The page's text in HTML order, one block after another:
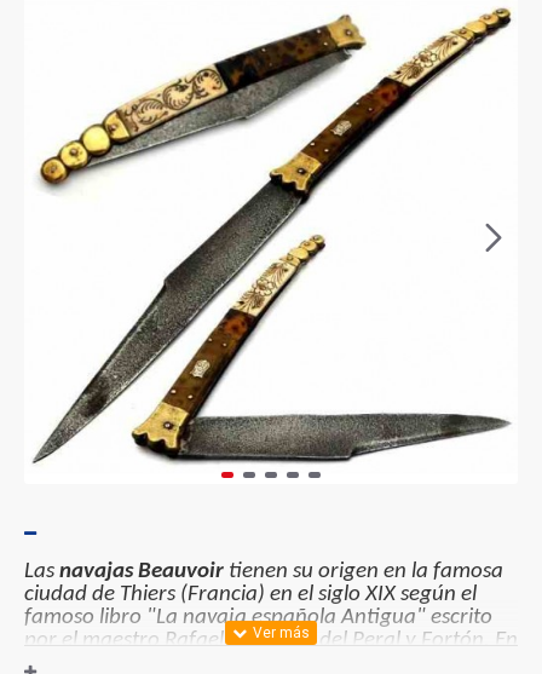
Las navajas Beauvoir tienen su origen en la famosa
ciudad de Thiers (Francia) en el siglo XIX según el
famoso libro "La navaja española Antigua" escrito
por el maestro Rafael Martinez del Peral y Fortón. En
este, indica que eran navajas entre 17 y 24 cm. de